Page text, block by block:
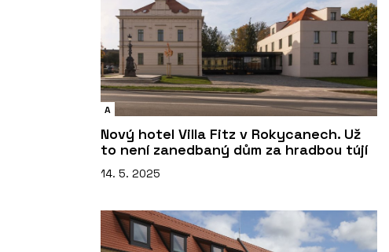
A
Nový hotel Villa Fitz v Rokycanech. Už
to není zanedbaný dům za hradbou tújí
14. 5. 2025